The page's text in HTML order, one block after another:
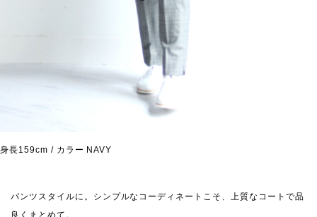
身長159cm / カラー NAVY
パンツスタイルに。 シンプルなコーディネートこそ、上質なコートで品
良くまとめて。